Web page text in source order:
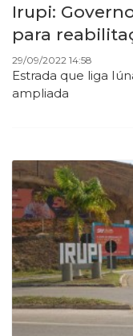
Irupi:
para
29/09/2022 14:58
Estrada que liga
ampliada